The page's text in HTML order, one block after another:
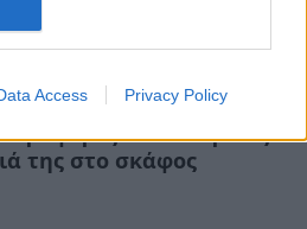
Access Privacy Policy
τρυφερές καλοκαιρινές
της στο σκάφος